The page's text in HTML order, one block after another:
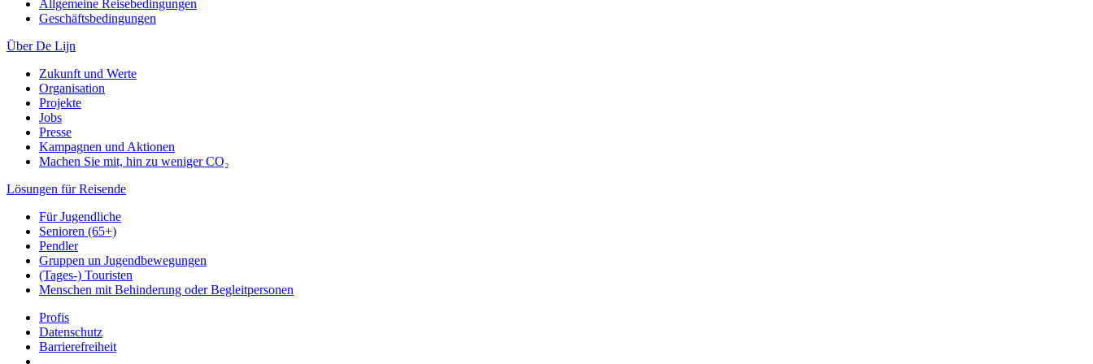
Allgemeine Reisebedingungen
Geschäftsbedingungen
Über De Lijn
Zukunft und Werte
Organisation
Projekte
Jobs
Presse
Kampagnen und Aktionen
Machen Sie mit, hin zu weniger CO₂
Lösungen für Reisende
Für Jugendliche
Senioren (65+)
Pendler
Gruppen un Jugendbewegungen
(Tages-) Touristen
Menschen mit Behinderung oder Begleitpersonen
Profis
Datenschutz
Barrierefreiheit